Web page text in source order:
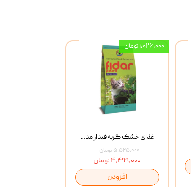
غذای خشک گربه فیدار مدل Adult وزن 10 کیلوگرم
۵,۵۲۵,۰۰۰ تومان
۴,۴۹۹,۰۰۰ تومان
افزودن
۱,۰۲۶,۰۰۰ تومان